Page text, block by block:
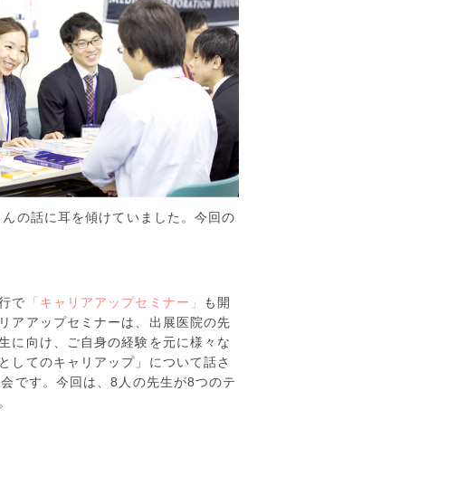
の話に耳を傾けていました。今回の
で 「キャリアアップセミナー」
も開
アアップセミナーは、出展医院の先
に向け、ご自身の経験を元に様々な
してのキャリアップ」について話さ
です。今回は、8人の先生が8つのテ